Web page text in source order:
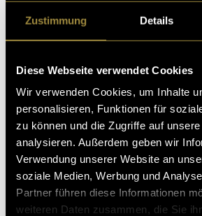
Zustimmung Details
Diese Webseite verwendet Cookies
Wir verwenden Cookies, um Inhalte
personalisieren, Funktionen für
zu können und die Zugriffe auf
analysieren. Außerdem geben wir
Verwendung unserer Website an
soziale Medien, Werbung und
Partner führen diese Informationen
weiteren Daten zusammen, die Sie
Kritik